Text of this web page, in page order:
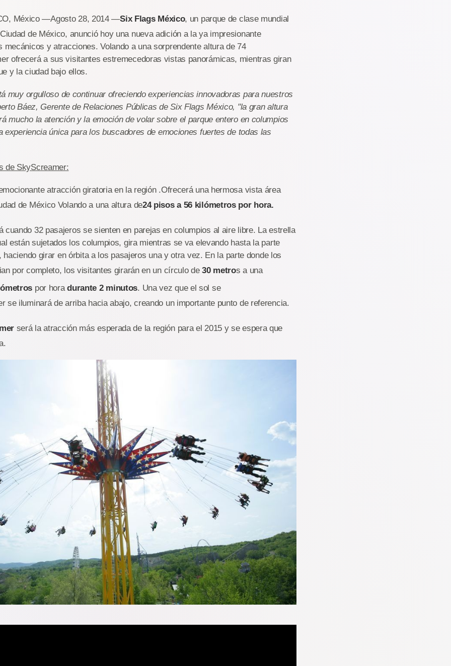
México —Agosto 28, 2014 —Six Flags México, un parque de clase mundial
de México, anunció hoy una nueva adición a la ya impresionante
mecánicos y atracciones. Volando a una sorprendente altura de 74
ofrecerá a sus visitantes estremecedoras vistas panorámicas, mientras giran
y la ciudad bajo ellos.
muy orgulloso de continuar ofreciendo experiencias innovadoras para nuestros
Báez, Gerente de Relaciones Públicas de Six Flags México, "la gran altura
mucho la atención y la emoción de volar sobre el parque entero en columpios
experiencia única para los buscadores de emociones fuertes de todas las
de SkyScreamer:
atracción giratoria en la región .Ofrecerá una hermosa vista área
de México Volando a una altura de24 pisos a 56 kilómetros por hora.
cuando 32 pasajeros se sienten en parejas en columpios al aire libre. La estrella
están sujetados los columpios, gira mientras se va elevando hasta la parte
haciendo girar en órbita a los pasajeros una y otra vez. En la parte donde los
por completo, los visitantes girarán en un círculo de30 metros a una
por horadurante 2 minutos. Una vez que el sol se
se iluminará de arriba hacia abajo, creando un importante punto de referencia.
será la atracción más esperada de la región para el 2015 y se espera que